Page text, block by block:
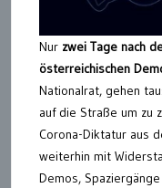
Nur zwei Tage nach
österreichischen
Nationalrat, gehen
auf die Straße um zu
Corona-Diktatur aus
weiterhin mit
Demos,